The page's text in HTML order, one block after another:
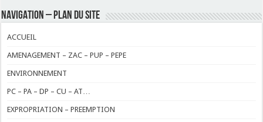
NAVIGATION – PLAN DU SITE
ACCUEIL
AMENAGEMENT – ZAC – PUP – PEPE
ENVIRONNEMENT
PC – PA – DP – CU – AT…
EXPROPRIATION – PREEMPTION